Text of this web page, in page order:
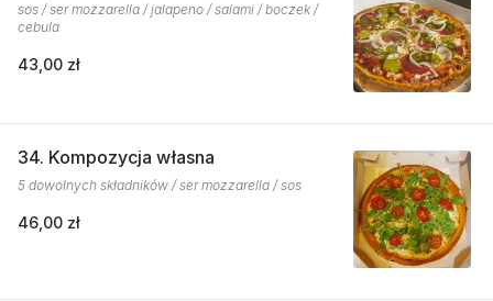
sos / ser mozzarella / jalapeno / salami / boczek /
cebula
43,00 zł
34. Kompozycja własna
5 dowolnych składników / ser mozzarella / sos
46,00 zł